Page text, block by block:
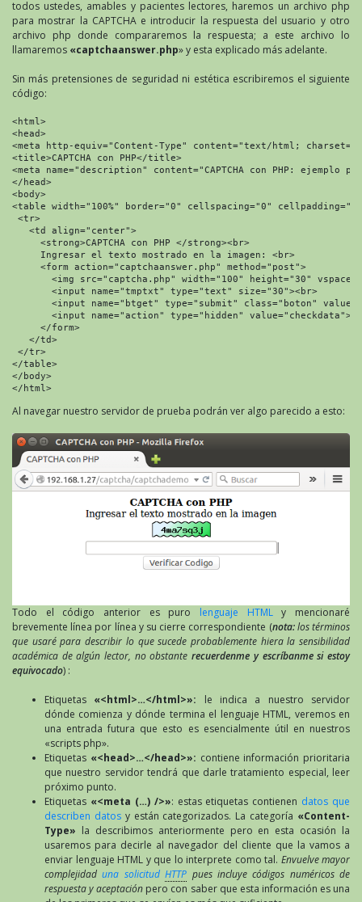
todos ustedes, amables y pacientes lectores, haremos un archivo php
para mostrar la CAPTCHA e introducir la respuesta del usuario y otro
archivo php donde compararemos la respuesta; a este archivo lo
llamaremos «captchaanswer.php» y esta explicado más adelante.
Sin más pretensiones de seguridad ni estética escribiremos el siguiente
código:
<html>
<head>
<meta http-equiv="Content-Type" content="text/html; charset=
<title>CAPTCHA con PHP</title>
<meta name="description" content="CAPTCHA con PHP: ejemplo
</head>
<body>
<table width="100%" border="0" cellspacing="0"
<tr>
   <td align="center">
     <strong>CAPTCHA con PHP </strong><br>
     Ingresar el texto mostrado en la imagen: <br>
     <form action="captchaanswer.php" method="post">
<img src="captcha.php" width="100" height="30"
       <input name="tmptxt" type="text" size="30"><br>
<input name="btget" type="submit" class="boton"
       <input name="action" type="hidden" value="checkdata">
     </form>
   </td>
</tr>
</table>
</body>
</html>
Al navegar nuestro servidor de prueba podrán ver algo parecido a esto:
Todo el código anterior es puro lenguaje HTMLy mencionaré
brevemente línea por línea y su cierre correspondiente (nota:los términos
que usaré para describir lo que sucede probablemente hiera la sensibilidad
académica de algún lector, no obstanterecuerdenme y escríbanme si estoy
equivocado) :
Etiquetas «<html>…</html>»: le indica a nuestro servidor
dónde comienza y dónde termina el lenguaje HTML, veremos en
una entrada futura que esto es esencialmente útil en nuestros
«scripts php».
Etiquetas «<head>…</head>»: contiene información prioritaria
que nuestro servidor tendrá que darle tratamiento especial, leer
próximo punto.
Etiquetas «<meta (…) />»: estas etiquetas contienen datos que
describen datosy están categorizados. La categoría «Content-
Type» la describimos anteriormente pero en esta ocasión la
usaremos para decirle al navegador del cliente que la vamos a
enviar lenguaje HTML y que lo interprete como tal. Envuelve mayor
complejidaduna solicitudHTTP pues incluye códigos numéricos de
respuesta y aceptación pero con saber que esta información es una